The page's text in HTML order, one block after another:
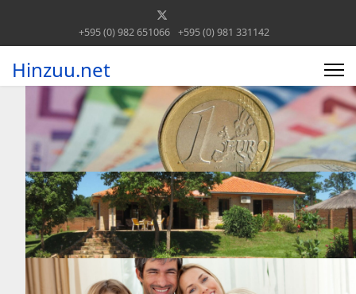
+595 (0) 982 651066 +595 (0) 981 331142
Hinzuu.net